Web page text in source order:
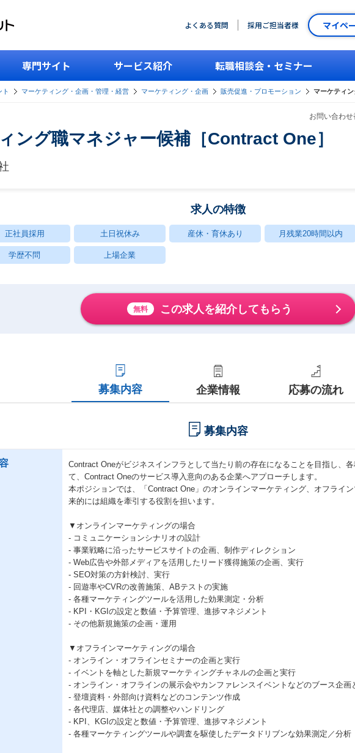
よくある質問 採用ご担当者様 マイペ
専門サイト サービス紹介 転職相談会・セミナー
ト マーケティング・企画・管理・経営 マーケティング・企画 販売促進・プロモーション マーケティ
お問い合わ
ング職マネジャー候補［Contract One］
求人の特徴
正社員採用 土日祝休み 産休・育休あり 月残業20時間以内
学歴不問 上場企業
無料 この求人を紹介してもらう
募集内容 企業情報 応募の流れ
募集内容
Contract Oneがビジネスインフラとして当たり前の存在になることを目指し、
て、Contract Oneのサービス導入意向のある企業へアプローチします。
本ポジションでは、「Contract One」のオンラインマーケティング、オフライ
来的には組織を牽引する役割を担います。
▼オンラインマーケティングの場合
- コミュニケーションシナリオの設計
- 事業戦略に沿ったサービスサイトの企画、制作ディレクション
- Web広告や外部メディアを活用したリード獲得施策の企画、実行
- SEO対策の方針検討、実行
- 回遊率やCVRの改善施策、ABテストの実施
- 各種マーケティングツールを活用した効果測定・分析
- KPI・KGIの設定と数値・予算管理、進捗マネジメント
- その他新規施策の企画・運用
▼オフラインマーケティングの場合
- オンライン・オフラインセミナーの企画と実行
- イベントを軸とした新規マーケティングチャネルの企画と実行
- オンライン・オフラインの展示会やカンファレンスイベントなどのブース企画
- 登壇資料・外部向け資料などのコンテンツ作成
- 各代理店、媒体社との調整やハンドリング
- KPI、KGIの設定と数値・予算管理、進捗マネジメント
- 各種マーケティングツールや調査を駆使したデータドリブンな効果測定／分析